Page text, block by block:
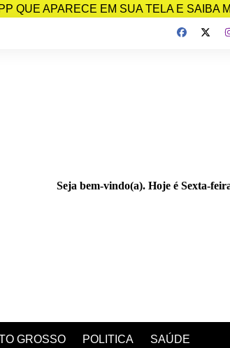
QUE APARECE EM SUA TELA E SAIBA
Seja bem-vindo(a). Hoje é Sexta-
GROSSO POLITICA SAÚDE